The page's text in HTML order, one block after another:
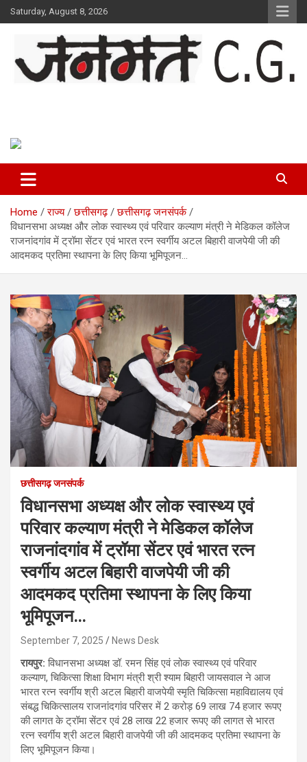
Skip
to
Saturday, August 8, 2026
Home राज्य छत्तीसगढ़
छत्तीसगढ़ जनसंपर्क
विधानसभा अध्यक्ष और लोक स्वास्थ्य एवं परिवार कल्याण मंत्री ने मेडिकल कॉलेज
राजनांदगांव में ट्रॉमा सेंटर एवं भारत रत्न स्वर्गीय अटल बिहारी वाजपेयी जी की
आदमकद प्रतिमा स्थापना के लिए किया भूमिपूजन…
छत्तीसगढ़ जनसंपर्क
विधानसभा अध्यक्ष और लोक स्वास्थ्य एवं
परिवार कल्याण मंत्री ने मेडिकल कॉलेज
राजनांदगांव में ट्रॉमा सेंटर एवं भारत रत्न
स्वर्गीय अटल बिहारी वाजपेयी जी की
आदमकद प्रतिमा स्थापना के लिए किया
भूमिपूजन…
September 7, 2025 News Desk
रायपुर: विधानसभा अध्यक्ष डॉ. रमन सिंह एवं लोक स्वास्थ्य एवं परिवार
कल्याण, चिकित्सा शिक्षा विभाग मंत्री श्री श्याम बिहारी जायसवाल ने आज
भारत रत्न स्वर्गीय श्री अटल बिहारी वाजपेयी स्मृति चिकित्सा महाविद्यालय एवं
संबद्ध चिकित्सालय राजनांदगांव परिसर में 2 करोड़ 69 लाख 74 हजार रूपए
की लागत के ट्रॉमा सेंटर एवं 28 लाख 22 हजार रूपए की लागत से भारत
रत्न स्वर्गीय श्री अटल बिहारी वाजपेयी जी की आदमकद प्रतिमा स्थापना के
लिए भूमिपूजन किया।